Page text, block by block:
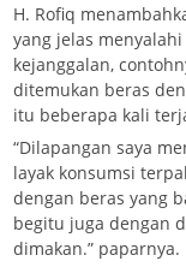
H. Rofiq
yang jelas
kejanggalan,
ditemukan beras
itu beberapa kali
“Dilapangan saya
layak konsumsi
dengan beras yang
begitu juga dengan
dimakan.” paparnya.